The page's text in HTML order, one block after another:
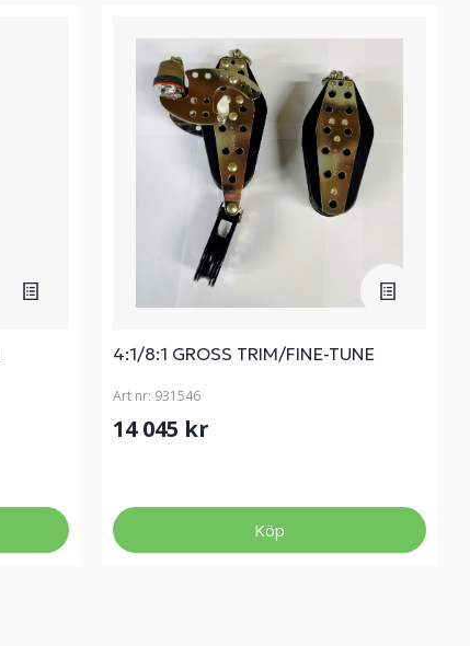
4:1/8:1 GROSS TRIM/FINE-TUNE
Art nr: 931546
14 045 kr
Köp